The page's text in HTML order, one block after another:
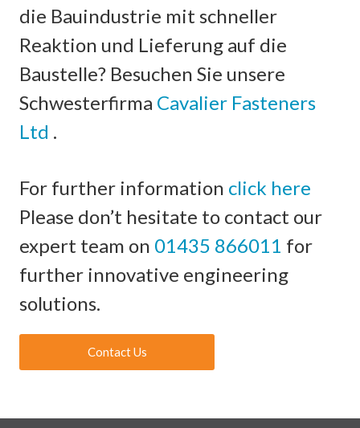
die Bauindustrie mit schneller
Reaktion und Lieferung auf die
Baustelle? Besuchen Sie unsere
Schwesterfirma Cavalier Fasteners
Ltd .
For further information click here
Please don’t hesitate to contact our
expert team on 01435 866011 for
further innovative engineering
solutions.
Contact Us